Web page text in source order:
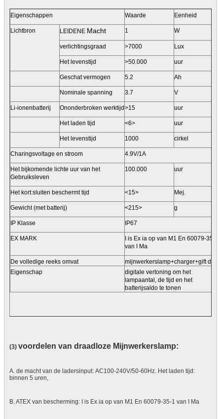
Eigenschappen Waarde Eenheid
Lichtbron LEIDENE Macht 1 W
verlichtingsgraad >7000 Lux
Het levenstijd >50.000 uur
Geschat vermogen 5.2 Ah
Nominale spanning 3.7 V
Li-ionenbatterij Ononderbroken werktijd>15 uur
Het laden tijd <6> uur
Het levenstijd 1000 cirkel
Charingsvoltage en stroom 4.9V/1A
Het bijkomende lichte uur van het
Gebruiksleven
100.000 uur
Het kort:sluiten beschermt tijd <15> Mej.
Gewicht (met batterij) <215> g
IP Klasse IP67
EX MARK
I is Ex ia op van M1 En 60079-35-1
van I Ma
De volledige reeks omvat
mijnwerkerslamp+charger+gift doos
Eigenschap
digitale vertoning om het
lampaantal, de tijd en het
batterijsaldo te tonen
(3) voordelen van draadloze Mijnwerkerslamp:
A. de macht van de ladersinput: AC100-240V/50-60Hz. Het laden tijd:
binnen 5 uren,
B. ATEX van bescherming: I is Ex ia op van M1 En 60079-35-1 van I Ma